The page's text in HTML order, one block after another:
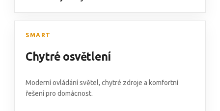
SMART
Chytré osvětlení
Moderní ovládání světel, chytré zdroje a komfortní
řešení pro domácnost.